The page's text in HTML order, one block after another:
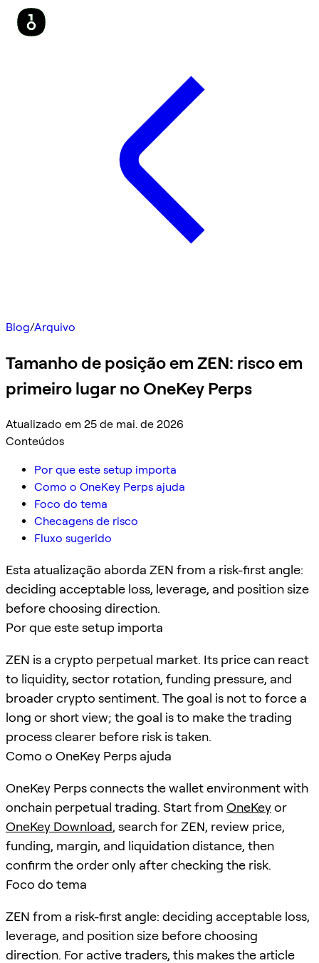
Blog/Arquivo
Tamanho de posição em ZEN: risco em
primeiro lugar no OneKey Perps
Atualizado em 25 de mai. de 2026
Conteúdos
Por que este setup importa
Como o OneKey Perps ajuda
Foco do tema
Checagens de risco
Fluxo sugerido
Esta atualização aborda ZEN from a risk-first angle:
deciding acceptable loss, leverage, and position size
before choosing direction.
Por que este setup importa
ZEN is a crypto perpetual market. Its price can react
to liquidity, sector rotation, funding pressure, and
broader crypto sentiment. The goal is not to force a
long or short view; the goal is to make the trading
process clearer before risk is taken.
Como o OneKey Perps ajuda
OneKey Perps connects the wallet environment with
onchain perpetual trading. Start from OneKeyor
OneKey Download, search forZEN, review price,
funding, margin, and liquidation distance, then
confirm the order only after checking the risk.
Foco do tema
ZEN from a risk-first angle: deciding acceptable loss,
leverage, and position size before choosing
direction. For active traders, this makes the article